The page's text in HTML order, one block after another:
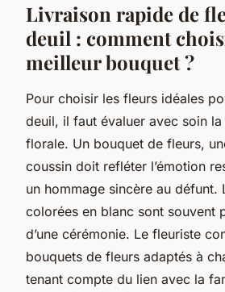
Livraison rapide de
deuil : comment
meilleur bouquet ?
Pour choisir les fleurs idéales
deuil, il faut évaluer avec soin
florale. Un bouquet de fleurs,
coussin doit refléter l’émotion
un hommage sincère au défunt.
colorées en blanc sont souvent
d’une cérémonie. Le fleuriste
bouquets de fleurs adaptés à
tenant compte du lien avec la